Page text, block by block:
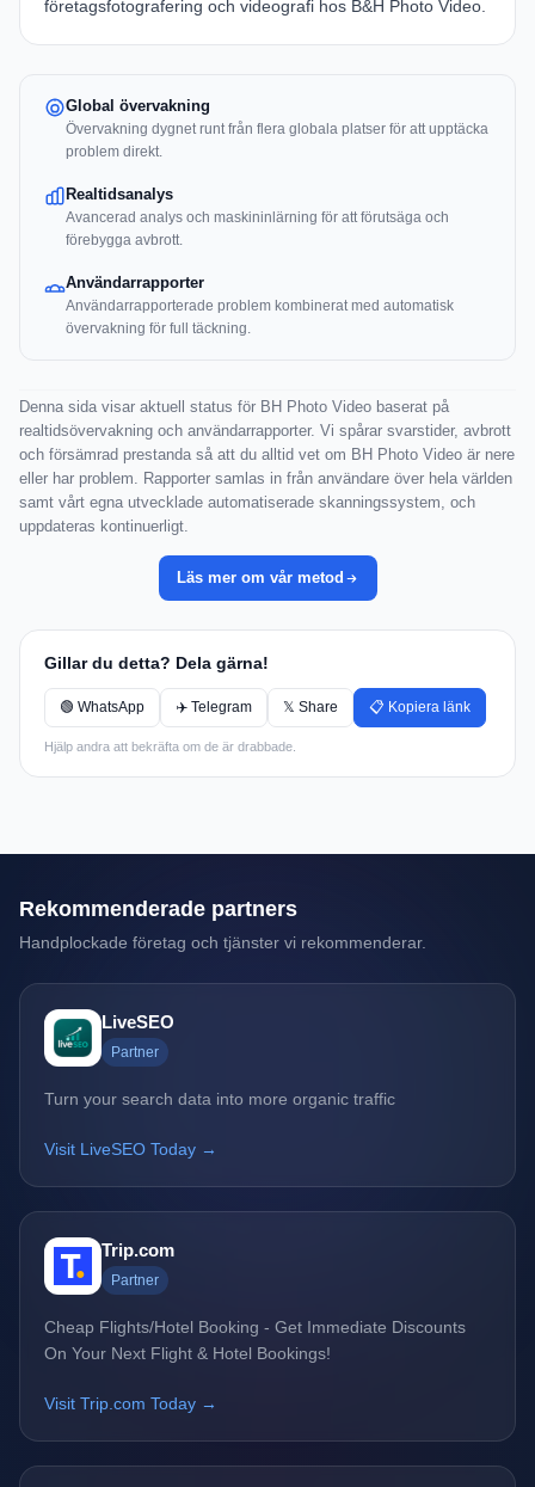
företagsfotografering och videografi hos B&H Photo Video.
Global övervakning
Övervakning dygnet runt från flera globala platser för att upptäcka
problem direkt.
Realtidsanalys
Avancerad analys och maskininlärning för att förutsäga och
förebygga avbrott.
Användarrapporter
Användarrapporterade problem kombinerat med automatisk
övervakning för full täckning.
Denna sida visar aktuell status för BH Photo Video baserat på
realtidsövervakning och användarrapporter. Vi spårar svarstider, avbrott
och försämrad prestanda så att du alltid vet om BH Photo Video är nere
eller har problem. Rapporter samlas in från användare över hela världen
samt vårt egna utvecklade automatiserade skanningssystem, och
uppdateras kontinuerligt.
Läs mer om vår metod
Gillar du detta? Dela gärna!
🟢 WhatsApp ✈️ Telegram 𝕏 Share 📋 Kopiera länk
Hjälp andra att bekräfta om de är drabbade.
Rekommenderade partners
Handplockade företag och tjänster vi rekommenderar.
LiveSEO
Partner
Turn your search data into more organic traffic
Visit LiveSEO Today →
Trip.com
Partner
Cheap Flights/Hotel Booking - Get Immediate Discounts
On Your Next Flight & Hotel Bookings!
Visit Trip.com Today →